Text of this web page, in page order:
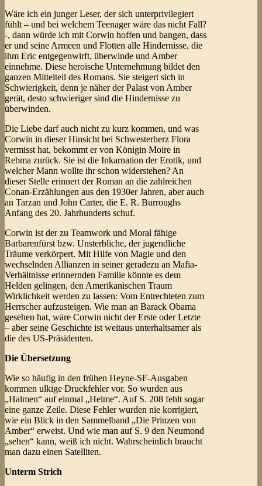
Wäre ich ein junger Leser, der sich unterprivilegiert
fühlt – und bei welchem Teenager wäre das nicht Fall?
-, dann würde ich mit Corwin hoffen und bangen, dass
er und seine Armeen und Flotten alle Hindernisse, die
ihm Eric entgegenwirft, überwinde und Amber
einnehme. Diese heroische Unternehmung bildet den
ganzen Mittelteil des Romans. Sie steigert sich in
Schwierigkeit, denn je näher der Palast von Amber
gerät, desto schwieriger sind die Hindernisse zu
überwinden.
Die Liebe darf auch nicht zu kurz kommen, und was
Corwin in dieser Hinsicht bei Schwesterherz Flora
vermisst hat, bekommt er von Königin Moire in
Rebma zurück. Sie ist die Inkarnation der Erotik, und
welcher Mann wollte ihr schon widerstehen? An
dieser Stelle erinnert der Roman an die zahlreichen
Conan-Erzählungen aus den 1930er Jahren, aber auch
an Tarzan und John Carter, die E. R. Burroughs
Anfang des 20. Jahrhunderts schuf.
Corwin ist der zu Teamwork und Moral fähige
Barbarenfürst bzw. Unsterbliche, der jugendliche
Träume verkörpert. Mit Hilfe von Magie und den
wechselnden Allianzen in seiner geradezu an Mafia-
Verhältnisse erinnernden Familie könnte es dem
Helden gelingen, den Amerikanischen Traum
Wirklichkeit werden zu lassen: Vom Entrechteten zum
Herrscher aufzusteigen. Wie man an Barack Obama
gesehen hat, wäre Corwin nicht der Erste oder Letzte
– aber seine Geschichte ist weitaus unterhaltsamer als
die des US-Präsidenten.
Die Übersetzung
Wie so häufig in den frühen Heyne-SF-Ausgaben
kommen ulkige Druckfehler vor. So wurden aus
„Halmen“ auf einmal „Helme“. Auf S. 208 fehlt sogar
eine ganze Zeile. Diese Fehler wurden nie korrigiert,
wie ein Blick in den Sammelband „Die Prinzen von
Amber“ erweist. Und wie man auf S. 9 den Neumond
„sehen“ kann, weiß ich nicht. Wahrscheinlich braucht
man dazu einen Satelliten.
Unterm Strich